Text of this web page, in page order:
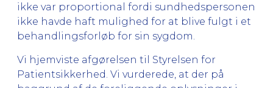
ikke var proportional fordi sundhedspersonen
ikke havde haft mulighed for at blive fulgt i et
behandlingsforløb for sin sygdom.
Vi hjemviste afgørelsen til Styrelsen for
Patientsikkerhed. Vi vurderede, at der på